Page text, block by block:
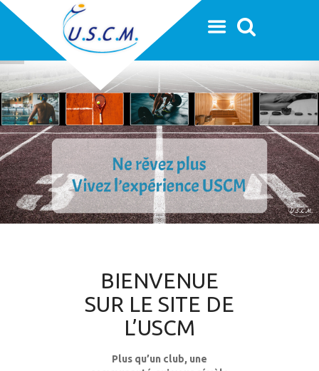
BIENVENUE
SUR LE SITE DE
L’USCM
Plus qu’un club, une